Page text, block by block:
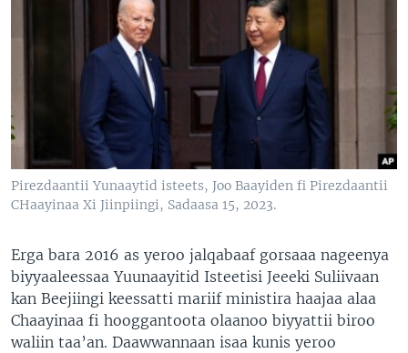
Pirezdaantii Yunaaytid isteets, Joo Baayiden fi Pirezdaantii
CHaayinaa Xi Jiinpiingi, Sadaasa 15, 2023.
Erga bara 2016 as yeroo jalqabaaf gorsaaa nageenya
biyyaaleessaa Yuunaayitid Isteetisi Jeeeki Suliivaan
kan Beejiingi keessatti mariif ministira haajaa alaa
Chaayinaa fi hooggantoota olaanoo biyyattii biroo
waliin taa’an. Daawwannaan isaa kunis yeroo